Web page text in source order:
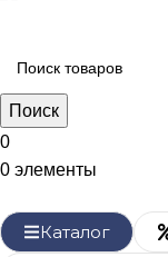
Поиск
0
0 элементы
Каталог